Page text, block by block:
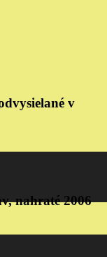
v
nahraté 2006